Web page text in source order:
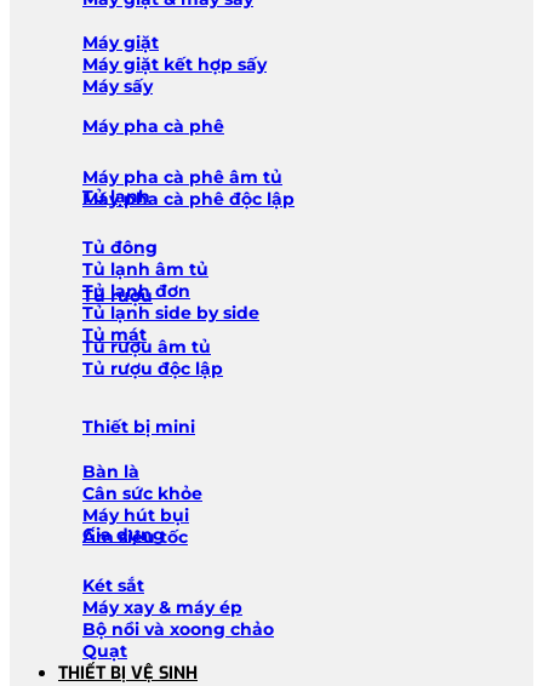
Máy giặt
Máy giặt kết hợp sấy
Máy sấy
Máy pha cà phê
Máy pha cà phê âm tủ
Máy pha cà phê độc lập
Tủ lạnh
Tủ đông
Tủ lạnh âm tủ
Tủ lạnh đơn
Tủ lạnh side by side
Tủ mát
Tủ rượu
Tủ rượu âm tủ
Tủ rượu độc lập
Thiết bị mini
Bàn là
Cân sức khỏe
Máy hút bụi
Ấm siêu tốc
Gia dụng
Két sắt
Máy xay & máy ép
Bộ nồi và xoong chảo
Quạt
THIẾT BỊ VỆ SINH